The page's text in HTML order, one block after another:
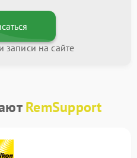
записи на сайте
RemSupport